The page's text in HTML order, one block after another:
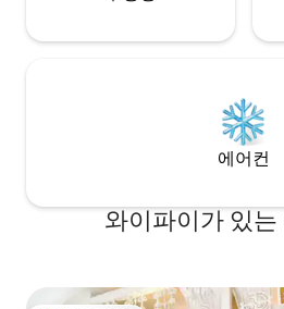
에어컨
와이파이가 있